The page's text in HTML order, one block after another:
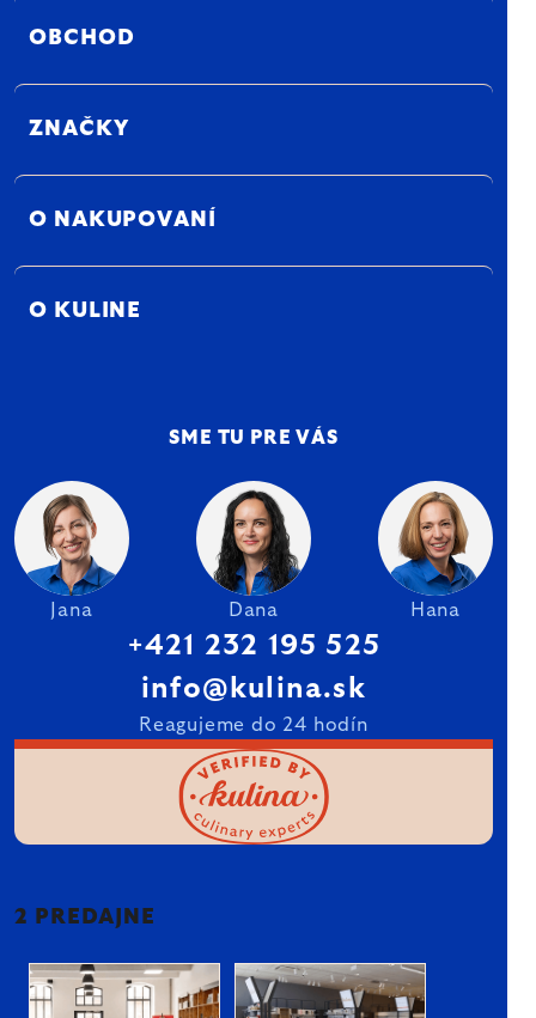
OBCHOD
ZNAČKY
O NAKUPOVANÍ
O KULINE
SME TU PRE VÁS
Jana Dana Hana
+421 232 195 525
info@kulina.sk
Reagujeme do 24 hodín
2 PREDAJNE